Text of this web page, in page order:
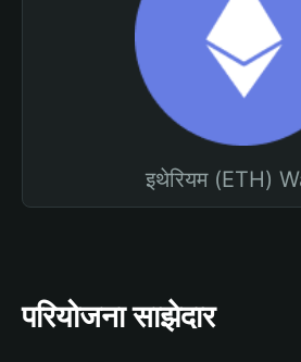
इथेरियम (ETH)
परियोजना साझेदार